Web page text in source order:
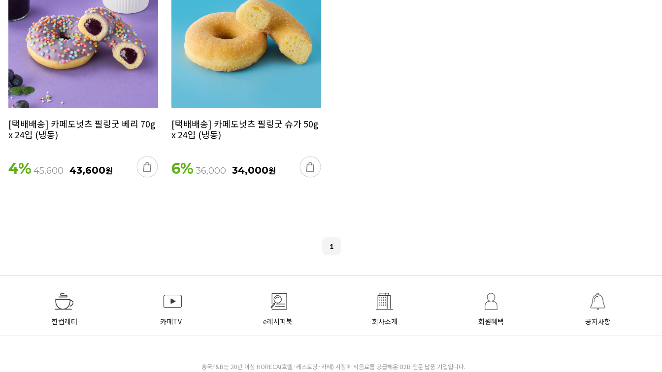
[택배배송] 카페도넛츠 필링굿 베리 70g
x 24입 (냉동)
4% 45,600 43,600원
[택배배송] 카페도넛츠 필링굿 슈가 50g
x 24입 (냉동)
6% 36,000 34,000원
1
한컵레터 카페TV e레시피북 회사소개 회원혜택 공지사항
흥국F&B는 20년 이상 HORECA(호텔·레스토랑·카페) 시장에 식음료를 공급해온 B2B 전문 납품 기업입니다.